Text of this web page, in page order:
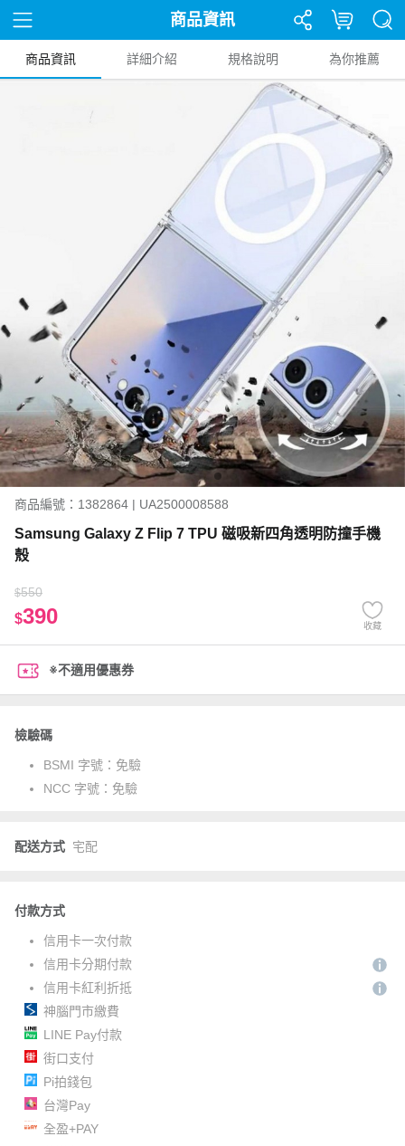
商品資訊
商品資訊 詳細介紹 規格說明 為你推薦
商品編號：1382864 | UA2500008588
Samsung Galaxy Z Flip 7 TPU 磁吸新四角透明防撞手機
殼
$550
$390 收藏
※不適用優惠券
檢驗碼
BSMI 字號： 免驗
NCC 字號： 免驗
配送方式 宅配
付款方式
信用卡一次付款
信用卡分期付款
信用卡紅利折抵
神腦門市繳費
LINE Pay付款
街口支付
Pi拍錢包
台灣Pay
全盈+PAY